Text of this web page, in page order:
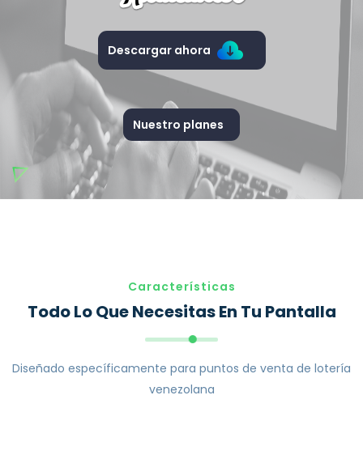
Descargar ahora
Nuestro planes
Características
Todo Lo Que Necesitas En Tu Pantalla
Diseñado específicamente para puntos de venta de lotería
venezolana